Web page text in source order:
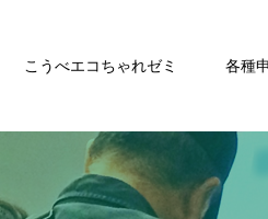
こうべエコちゃれゼミ 各種